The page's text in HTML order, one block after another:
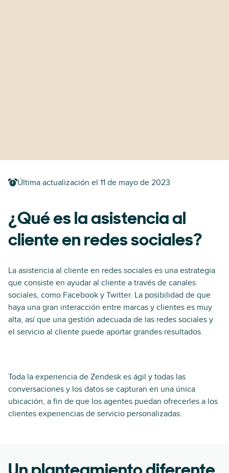
Última actualización el 11 de mayo de 2023
¿Qué es la asistencia al
cliente en redes sociales?
La asistencia al cliente en redes sociales es una estrategia
que consiste en ayudar al cliente a través de canales
sociales, como Facebook y Twitter. La posibilidad de que
haya una gran interacción entre marcas y clientes es muy
alta, así que una gestión adecuada de las redes sociales y
el servicio al cliente puede aportar grandes resultados.
Toda la experiencia de Zendesk es ágil y todas las
conversaciones y los datos se capturan en una única
ubicación, a fin de que los agentes puedan ofrecerles a los
clientes experiencias de servicio personalizadas.